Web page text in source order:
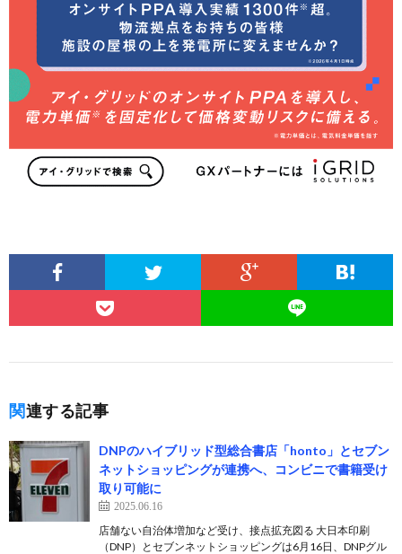
関連する記事
DNPのハイブリッド型総合書店「honto」とセブン
ネットショッピングが連携へ、コンビニで書籍受け
取り可能に
2025.06.16
店舗ない自治体増加など受け、接点拡充図る 大日本印刷
（DNP）とセブンネットショッピングは6月16日、DNPグル